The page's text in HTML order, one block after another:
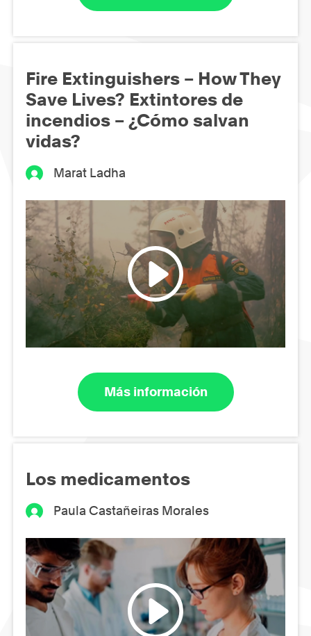
Fire Extinguishers – How They
Save Lives? Extintores de
incendios – ¿Cómo salvan
vidas?
Marat Ladha
Más información
Los medicamentos
Paula Castañeiras Morales